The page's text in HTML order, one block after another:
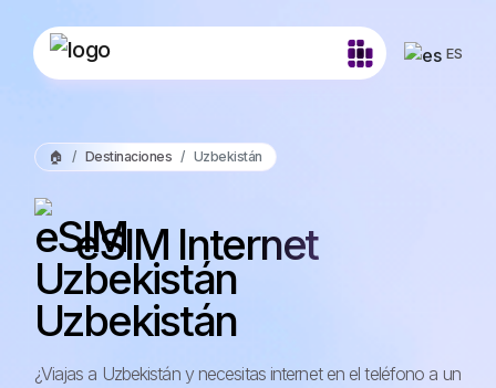
ES
🏠 Destinaciones Uzbekistán
eSIM Internet
Uzbekistán
¿Viajas a Uzbekistán y necesitas internet en el teléfono a un